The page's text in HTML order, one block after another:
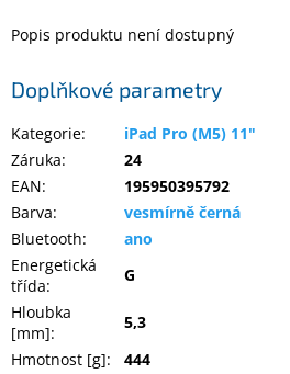
Počítače
notebooky
Elektronika
Domácnost
Black
Friday
VÝPRODEJ
Popis produktu není dostupný
Doplňkové parametry
Kategorie:
iPad Pro (M5) 11"
Záruka:
24
EAN:
195950395792
Barva:
vesmírně černá
Bluetooth:
ano
Energetická
třída:
G
Hloubka
[mm]:
5,3
Hmotnost [g]:
444